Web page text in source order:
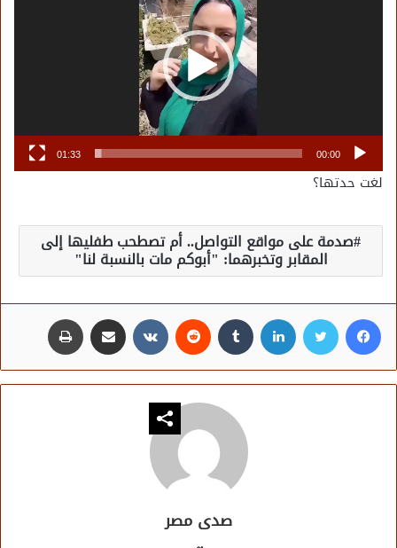
00:00
01:33
لغت حدتها؟
صدمة على مواقع التواصل.. أم تصطحب طفليها إلى
المقابر وتخبرهما: "أبوكم مات بالنسبة لنا"
فيسبوك تويتر لينكدإن مشاركة عبر البريد
صدى مصر